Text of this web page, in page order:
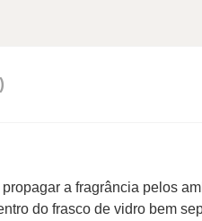
a fragrância pelos
do frasco de vidro bem